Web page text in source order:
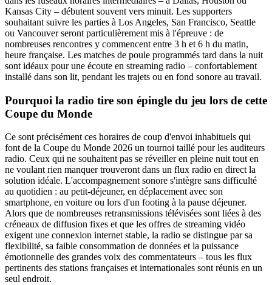
Kansas City – débutent souvent vers minuit. Les supporters
souhaitant suivre les parties à Los Angeles, San Francisco, Seattle
ou Vancouver seront particulièrement mis à l'épreuve : de
nombreuses rencontres y commencent entre 3 h et 6 h du matin,
heure française. Les matches de poule programmés tard dans la nuit
sont idéaux pour une écoute en streaming radio – confortablement
installé dans son lit, pendant les trajets ou en fond sonore au travail.
Pourquoi la radio tire son épingle du jeu lors de cette
Coupe du Monde
Ce sont précisément ces horaires de coup d'envoi inhabituels qui
font de la Coupe du Monde 2026 un tournoi taillé pour les auditeurs
radio. Ceux qui ne souhaitent pas se réveiller en pleine nuit tout en
ne voulant rien manquer trouveront dans un flux radio en direct la
solution idéale. L'accompagnement sonore s'intègre sans difficulté
au quotidien : au petit-déjeuner, en déplacement avec son
smartphone, en voiture ou lors d'un footing à la pause déjeuner.
Alors que de nombreuses retransmissions télévisées sont liées à des
créneaux de diffusion fixes et que les offres de streaming vidéo
exigent une connexion internet stable, la radio se distingue par sa
flexibilité, sa faible consommation de données et la puissance
émotionnelle des grandes voix des commentateurs – tous les flux
pertinents des stations françaises et internationales sont réunis en un
seul endroit.